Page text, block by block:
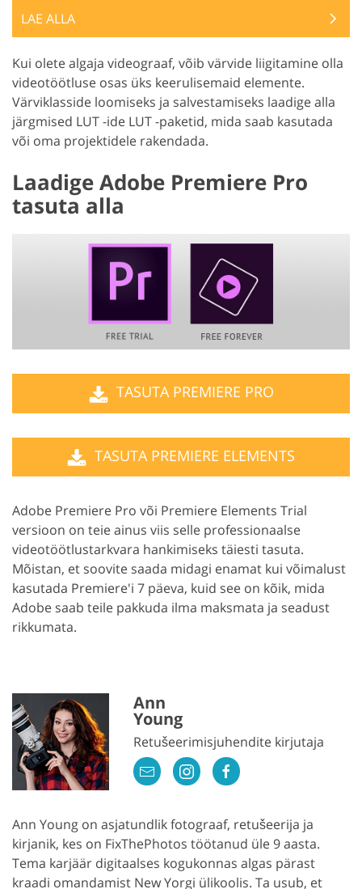
LAE ALLA
Kui olete algaja videograaf, võib värvide liigitamine olla
videotöötluse osas üks keerulisemaid elemente.
Värviklasside loomiseks ja salvestamiseks laadige alla
järgmised LUT -ide LUT -paketid, mida saab kasutada
või oma projektidele rakendada.
Laadige Adobe Premiere Pro
tasuta alla
TASUTA PREMIERE PRO
TASUTA PREMIERE ELEMENTS
Adobe Premiere Pro või Premiere Elements Trial
versioon on teie ainus viis selle professionaalse
videotöötlustarkvara hankimiseks täiesti tasuta.
Mõistan, et soovite saada midagi enamat kui võimalust
kasutada Premiere'i 7 päeva, kuid see on kõik, mida
Adobe saab teile pakkuda ilma maksmata ja seadust
rikkumata.
Ann
Young
Retušeerimisjuhendite kirjutaja
Ann Young on asjatundlik fotograaf, retušeerija ja
kirjanik, kes on FixThePhotos töötanud üle 9 aasta.
Tema karjäär digitaalses kogukonnas algas pärast
kraadi omandamist New Yorgi ülikoolis. Ta usub, et